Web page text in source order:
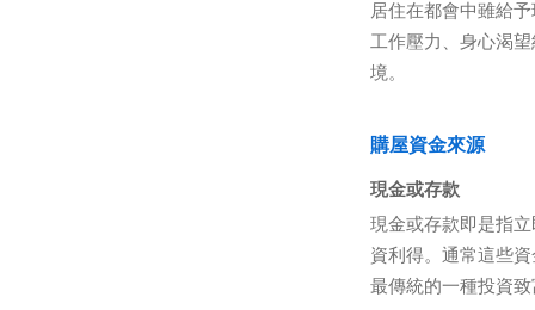
居住在都會中雖給
工作壓力、身心渴
境。
購屋資金來源
現金或存款
現金或存款即是指
資利得。通常這些
最傳統的一種投資